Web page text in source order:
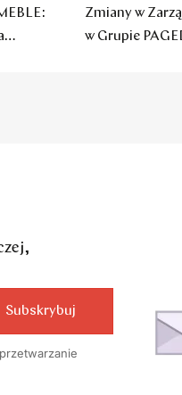
Zmiany w
w Grupie
Subskrybuj